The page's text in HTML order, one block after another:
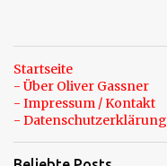
Startseite
- Über Oliver Gassner
- Impressum / Kontakt
- Datenschutzerklärung